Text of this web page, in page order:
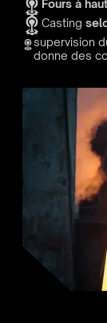
Fours à
Casting
supervision
donne des